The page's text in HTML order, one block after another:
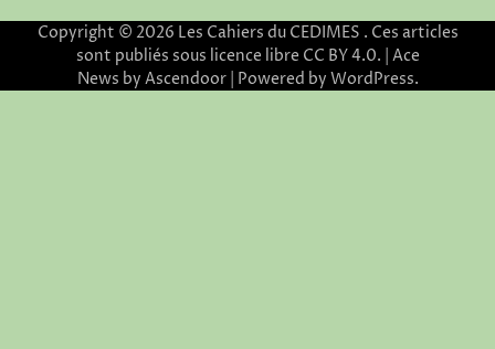
Copyright © 2026 Les Cahiers du CEDIMES . Ces articles
sont publiés sous licence libre CC BY 4.0. | Ace
News by Ascendoor| Powered by WordPress.